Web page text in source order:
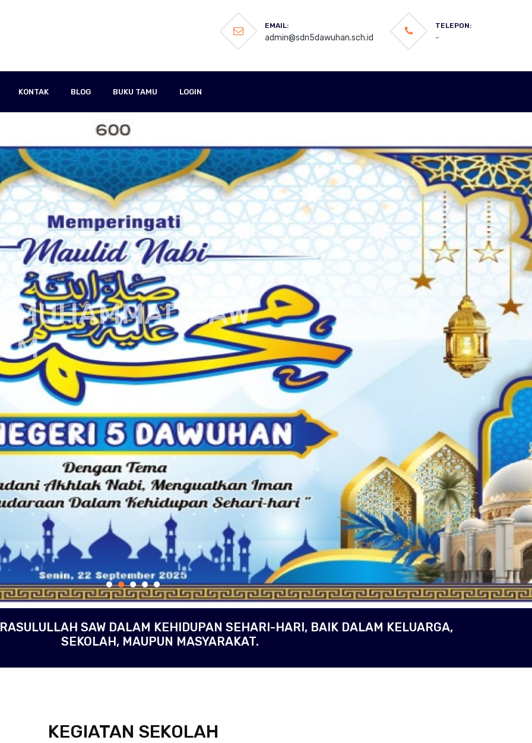
EMAIL:
admin@sdn5dawuhan.sch.id
TELEPON:
-
KONTAK BLOG BUKU TAMU LOGIN
SAW
persaudaraan, saling menghargai, dan
SAW DALAM KEHIDUPAN SEHARI-HARI, BAIK DALAM KELUARGA,
SEKOLAH, MAUPUN MASYARAKAT.
KEGIATAN SEKOLAH